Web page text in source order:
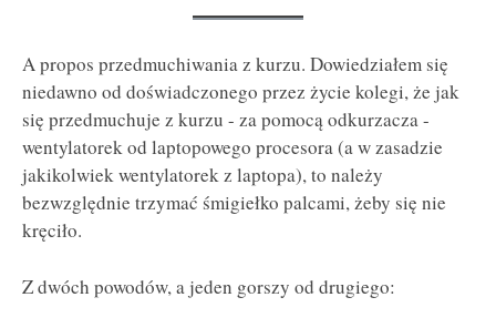
A propos przedmuchiwania z kurzu. Dowiedziałem się
niedawno od doświadczonego przez życie kolegi, że jak
się przedmuchuje z kurzu - za pomocą odkurzacza -
wentylatorek od laptopowego procesora (a w zasadzie
jakikolwiek wentylatorek z laptopa), to należy
bezwzględnie trzymać śmigiełko palcami, żeby się nie
kręciło.
Z dwóch powodów, a jeden gorszy od drugiego: